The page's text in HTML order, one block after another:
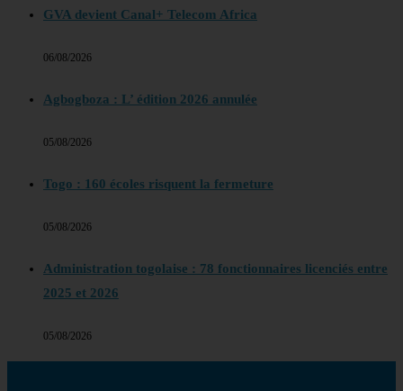
GVA devient Canal+ Telecom Africa
06/08/2026
Agbogboza : L’ édition 2026 annulée
05/08/2026
Togo : 160 écoles risquent la fermeture
05/08/2026
Administration togolaise : 78 fonctionnaires licenciés entre
2025 et 2026
05/08/2026